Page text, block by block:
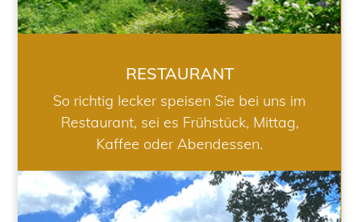
RESTAURANT
So richtig lecker speisen Sie bei uns im
Restaurant, sei es Frühstück, Mittag,
Kaffee oder Abendessen.